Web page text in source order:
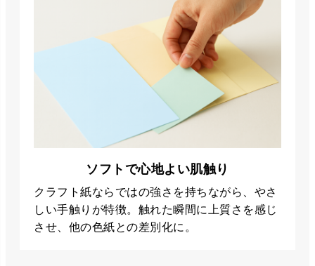
ソフトで心地よい肌触り
クラフト紙ならではの強さを持ちながら、やさ
しい手触りが特徴。触れた瞬間に上質さを感じ
させ、他の色紙との差別化に。